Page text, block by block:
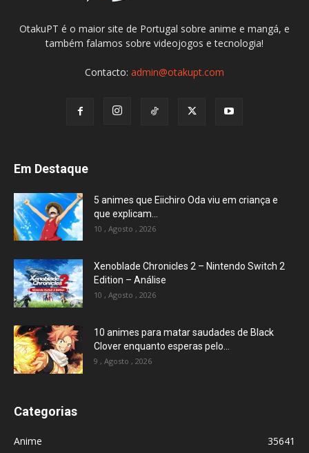
OtakuPT é o maior site de Portugal sobre anime e mangá, e
também falamos sobre videojogos e tecnologia!
Contacto: admin@otakupt.com
Em Destaque
5 animes que Eiichiro Oda viu em criança e
que explicam...
10 , Agosto , 2026
Xenoblade Chronicles 2 – Nintendo Switch 2
Edition – Análise
10 , Agosto , 2026
10 animes para matar saudades de Black
Clover enquanto esperas pelo...
9 , Agosto , 2026
Categorias
Anime 35641